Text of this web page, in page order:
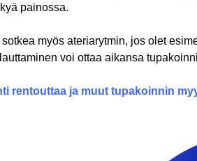
painossa.
myös ateriarytmin, jos olet
voi ottaa aikansa
rentouttaa ja muut tupakoinnin